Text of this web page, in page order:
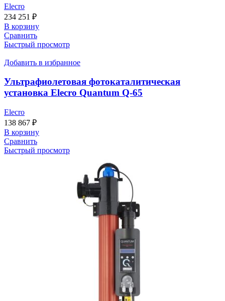
Elecro
234 251 ₽
В корзину
Сравнить
Быстрый просмотр
Добавить в избранное
Ультрафиолетовая фотокаталитическая
установка Elecro Quantum Q-65
Elecro
138 867 ₽
В корзину
Сравнить
Быстрый просмотр